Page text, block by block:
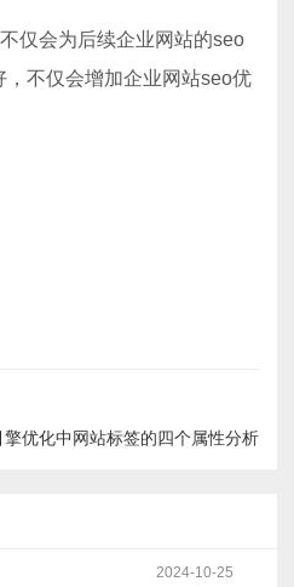
仅会为后续企业网站的seo
不仅会增加企业网站seo优
擎优化中网站标签的四个属性分析
2024-10-25